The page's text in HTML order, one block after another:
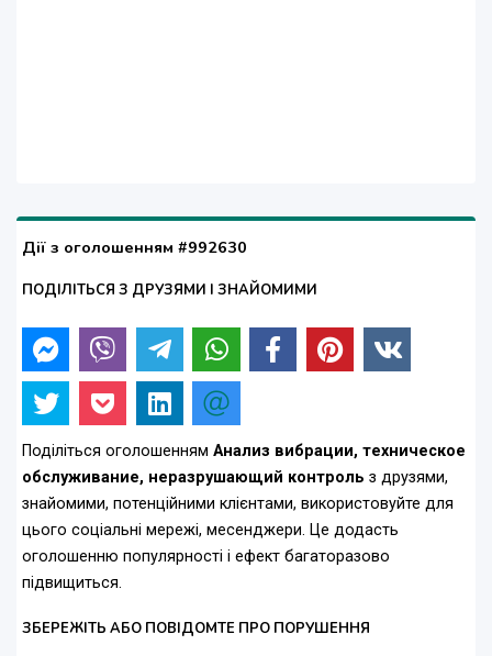
Дії з оголошенням #992630
ПОДІЛІТЬСЯ З ДРУЗЯМИ І ЗНАЙОМИМИ
Поділіться оголошенням Анализ вибрации, техническое
обслуживание, неразрушающий контроль з друзями,
знайомими, потенційними клієнтами, використовуйте для
цього соціальні мережі, месенджери. Це додасть
оголошенню популярності і ефект багаторазово
підвищиться.
ЗБЕРЕЖІТЬ АБО ПОВІДОМТЕ ПРО ПОРУШЕННЯ